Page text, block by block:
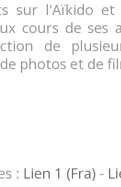
sur l'Aïkido et
cours de ses
de
photos et de
: Lien 1 (Fra) -